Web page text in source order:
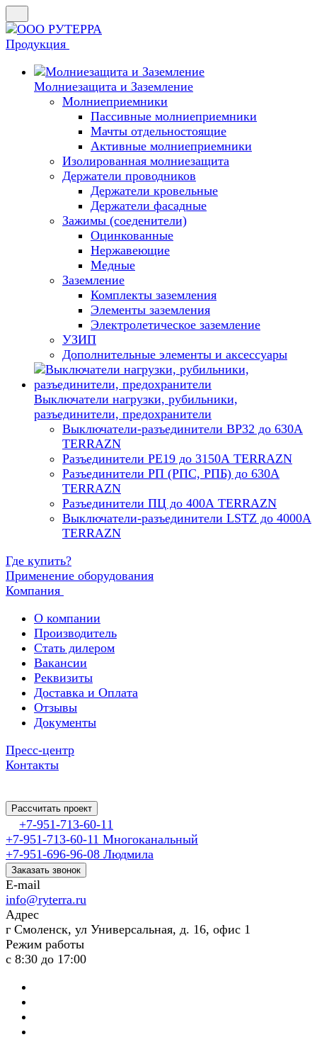
Продукция
Молниезащита и Заземление
Молниеприемники
Пассивные молниеприемники
Мачты отдельностоящие
Активные молниеприемники
Изолированная молниезащита
Держатели проводников
Держатели кровельные
Держатели фасадные
Зажимы (соеденители)
Оцинкованные
Нержавеющие
Медные
Заземление
Комплекты заземления
Элементы заземления
Электролетическое заземление
УЗИП
Дополнительные элементы и аксессуары
Выключатели нагрузки, рубильники,
разъединители, предохранители
Выключатели-разъединители ВР32 до 630А
TERRAZN
Разъединители РЕ19 до 3150А TERRAZN
Разъединители РП (РПС, РПБ) до 630А
TERRAZN
Разъединители ПЦ до 400А TERRAZN
Выключатели-разъединители LSTZ до 4000А
TERRAZN
Где купить?
Применение оборудования
Компания
О компании
Производитель
Cтать дилером
Вакансии
Реквизиты
Доставка и Оплата
Отзывы
Документы
Пресс-центр
Контакты
Рассчитать проект
+7-951-713-60-11
+7-951-713-60-11 Многоканальный
+7-951-696-96-08 Людмила
Заказать звонок
E-mail
info@ryterra.ru
Адрес
г Смоленск, ул Универсальная, д. 16, офис 1
Режим работы
с 8:30 до 17:00